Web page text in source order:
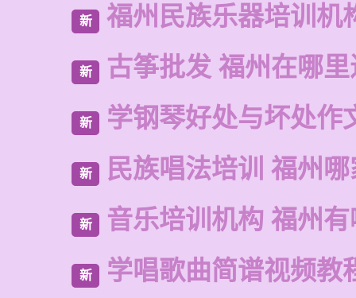
新 福州民族乐器培训机
新 古筝批发 福州在哪
新 学钢琴好处与坏处作
新 民族唱法培训 福州
新 音乐培训机构 福州
新 学唱歌曲简谱视频教